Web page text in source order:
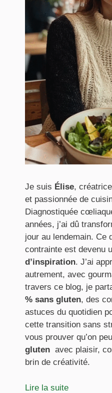
Je suis Élise,
et passionnée de
Diagnostiquée
années, j’ai dû
jour au lendemain. Ce
contrainte est devenu
d’inspiration. J’ai
autrement, avec
travers ce blog, je
% sans gluten, des
astuces du quotidien
cette transition sans
vous prouver qu’on
gluten avec plaisir,
brin de créativité.
Lire la suite